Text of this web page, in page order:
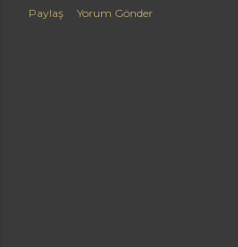
Paylaş Yorum Gönder